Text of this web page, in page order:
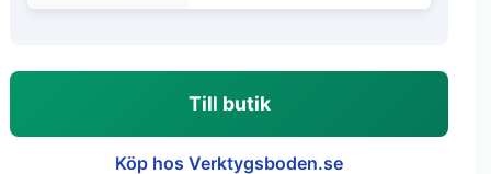
Till butik
Köp hos Verktygsboden.se